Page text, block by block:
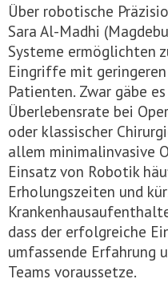
Über robotische
Sara Al-Madhi
Systeme ermöglichten
Eingriffe mit
Patienten. Zwar gäbe
Überlebensrate bei
oder klassischer
allem minimalinvasive
Einsatz von Robotik
Erholungszeiten und
dass der erfolgreiche
umfassende Erfahrung
Teams voraussetze.